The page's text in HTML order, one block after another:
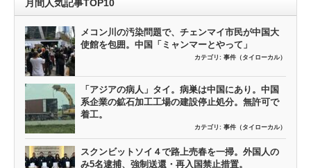
月間人気記事TOP10
メコン川の汚染問題で、チェンマイ市民が中国大
使館を包囲。中国「ミャンマーとやって」
カテゴリ: 事件（タイローカル）
「アジアの病人」タイ。病巣は中国にあり。中国
系企業の鉱石加工工場の建設停止処分。無許可で
着工。
カテゴリ: 事件（タイローカル）
スクンビットソイ４で路上売春を一掃。外国人の
み5名逮捕、強制送還・再入国禁止措置。